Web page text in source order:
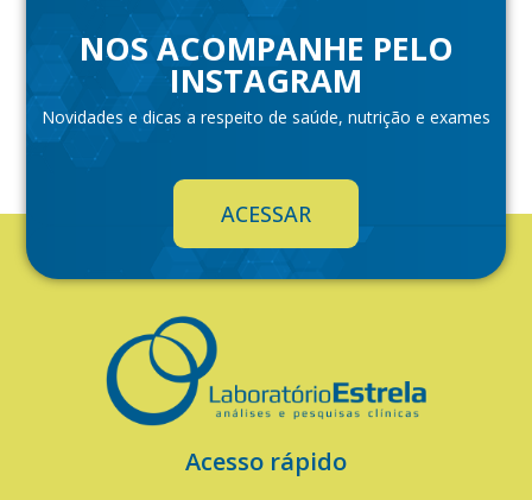
NOS ACOMPANHE PELO
INSTAGRAM
Novidades e dicas a respeito de saúde, nutrição e exames
ACESSAR
Acesso rápido